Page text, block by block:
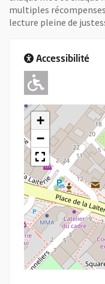
multiples
lecture pleine de
Accessibilité
Adapté
+
−